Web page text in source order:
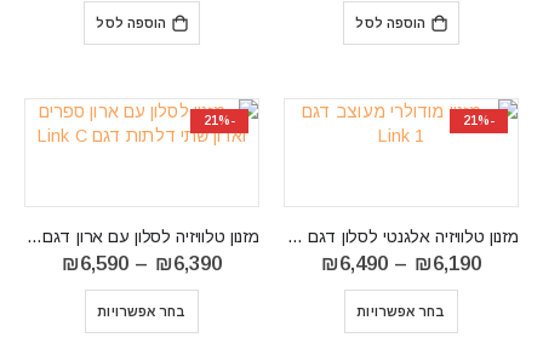
היה:
₪7,265.
הוספה לסל
היה:
₪7,070.
הוספה לסל
-21%
מזנון טלוויזיה אלגנטי לסלון דגם LINK 1
₪6,190
–
₪6,490
בחר אפשרויות
-21%
מזנון טלוויזיה לסלון עם ארון דגם LINK C
₪6,390
–
₪6,590
בחר אפשרויות